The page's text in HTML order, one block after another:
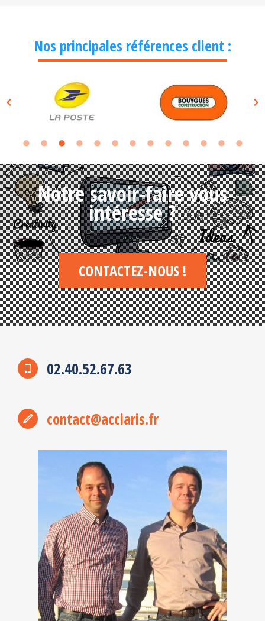
Nos principales références client :
Notre savoir-faire vous
intéresse ?
CONTACTEZ-NOUS !
02.40.52.67.63
contact@acciaris.fr